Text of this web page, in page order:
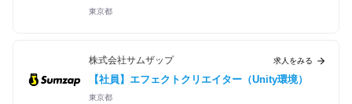
東京都
株式会社サムザップ
【社員】エフェクトクリエイター（Unity環境）
東京都
求人をみる